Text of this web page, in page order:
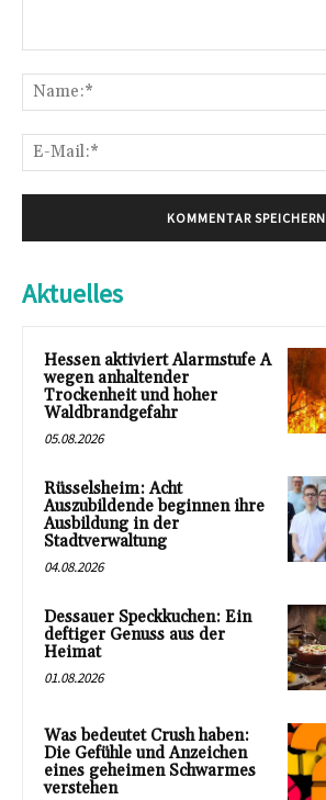
Aktuelles
Hessen aktiviert Alarmstufe A
wegen anhaltender
Trockenheit und hoher
Waldbrandgefahr
05.08.2026
Rüsselsheim: Acht
Auszubildende beginnen ihre
Ausbildung in der
Stadtverwaltung
04.08.2026
Dessauer Speckkuchen: Ein
deftiger Genuss aus der
Heimat
01.08.2026
Was bedeutet Crush haben:
Die Gefühle und Anzeichen
eines geheimen Schwarmes
verstehen